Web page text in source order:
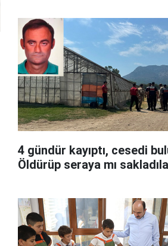
4 gündür kayıptı, cesedi
Öldürüp seraya mı